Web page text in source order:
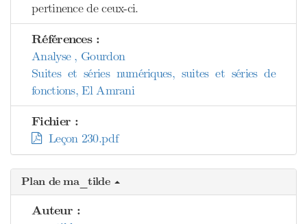
pertinence de ceux-ci.
Références :
Analyse , Gourdon
Suites et séries numériques, suites et séries de
fonctions, El Amrani
Fichier :
Leçon 230.pdf
Plan de ma_tilde
Auteur :